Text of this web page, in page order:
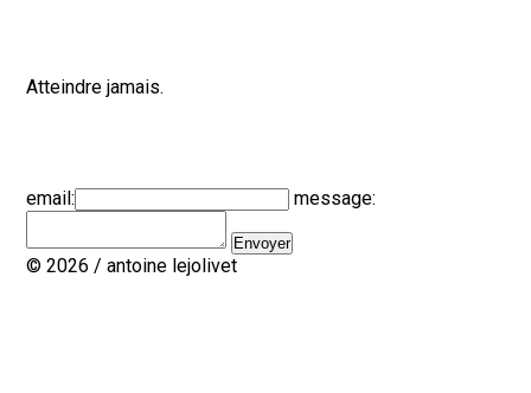
Atteindre jamais.
email: message:
© 2026 / antoine lejolivet